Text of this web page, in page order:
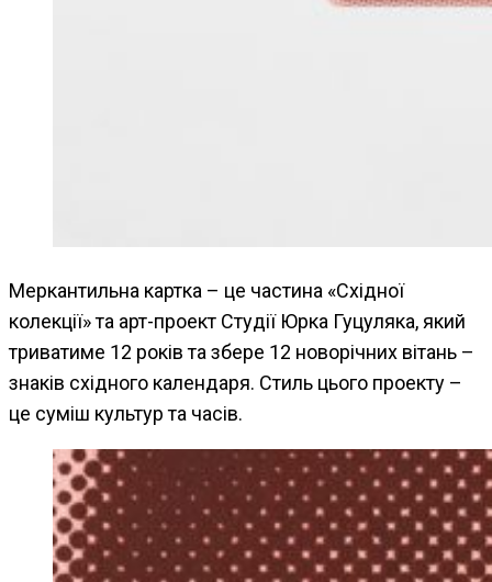
Меркантильна картка – це частина «Східної
колекції» та арт-проект Студії Юрка Гуцуляка, який
триватиме 12 років та збере 12 новорічних вітань –
знаків східного календаря. Стиль цього проекту –
це суміш культур та часів.